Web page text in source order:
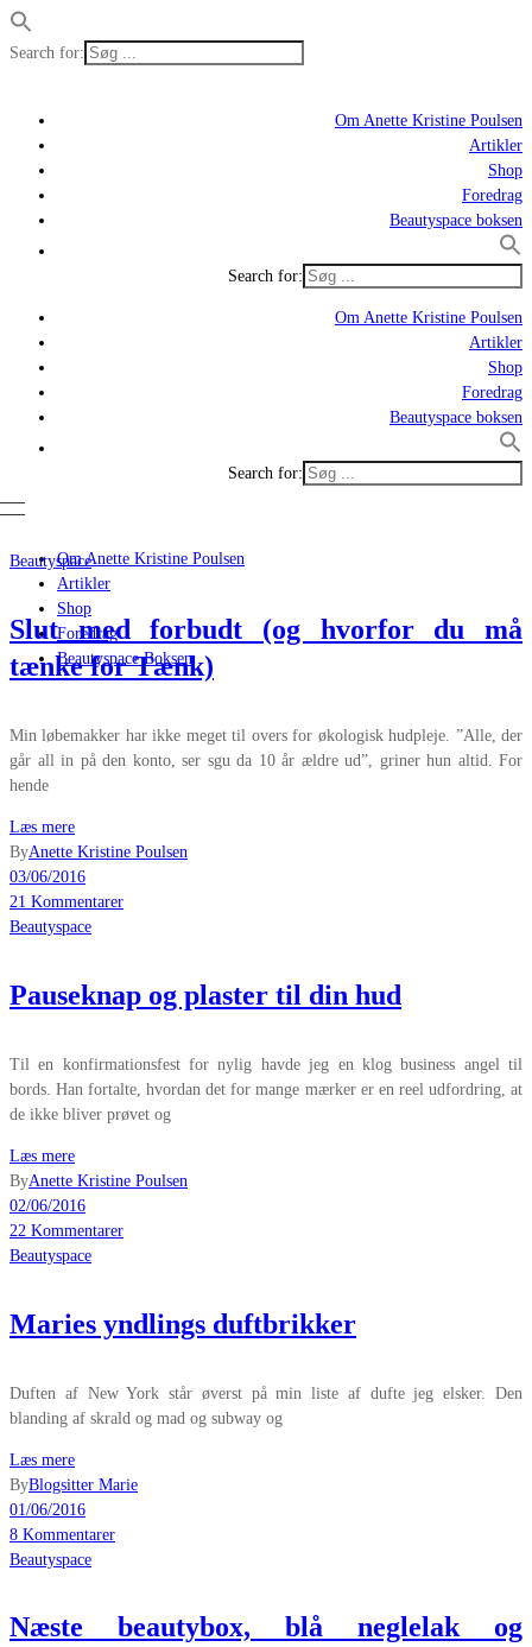
Search for:
Om Anette Kristine Poulsen
Artikler
Shop
Foredrag
Beautyspace boksen
Search for:
Om Anette Kristine Poulsen
Artikler
Shop
Foredrag
Beautyspace boksen
Search for:
Om Anette Kristine Poulsen
Artikler
Shop
Foredrag
Beautyspace Boksen
Beautyspace
Slut med forbudt (og hvorfor du må
tænke for Tænk)
Min løbemakker har ikke meget til overs for økologisk hudpleje. ”Alle, der
går all in på den konto, ser sgu da 10 år ældre ud”, griner hun altid. For
hende
Læs mere
ByAnette Kristine Poulsen
03/06/2016
21 Kommentarer
Beautyspace
Pauseknap og plaster til din hud
Til en konfirmationsfest for nylig havde jeg en klog business angel til
bords. Han fortalte, hvordan det for mange mærker er en reel udfordring, at
de ikke bliver prøvet og
Læs mere
ByAnette Kristine Poulsen
02/06/2016
22 Kommentarer
Beautyspace
Maries yndlings duftbrikker
Duften af New York står øverst på min liste af dufte jeg elsker. Den
blanding af skrald og mad og subway og
Læs mere
ByBlogsitter Marie
01/06/2016
8 Kommentarer
Beautyspace
Næste beautybox, blå neglelak og